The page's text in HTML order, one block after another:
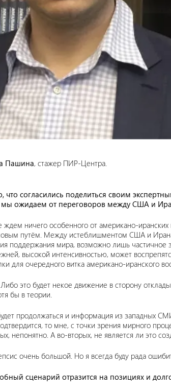
Пашина, cтажер ПИР-Центра.
согласились поделиться своим
мы ожидаем от переговоров между США и
ничего особенного от американо-иранских
путём. Между истеблишментом США и
поддержания мира, возможно лишь
высокой интенсивностью, может
для очередного витка американо-иранского
Либо это будет некое движение в сторону
бы в теории.
продолжаться и информация из западных
то мне, с точки зрения мирного
непонятно. А во-вторых, не является ли это
очень большой. Но я всегда буду рада
сценарий отразится на позициях и